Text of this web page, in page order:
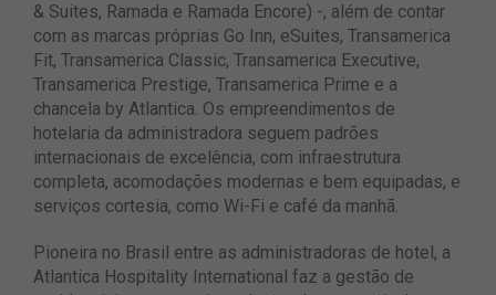
& Suites, Ramada e Ramada Encore) -, além de contar
com as marcas próprias Go Inn, eSuites, Transamerica
Fit, Transamerica Classic, Transamerica Executive,
Transamerica Prestige, Transamerica Prime e a
chancela by Atlantica. Os empreendimentos de
hotelaria da administradora seguem padrões
internacionais de excelência, com infraestrutura
completa, acomodações modernas e bem equipadas, e
serviços cortesia, como Wi-Fi e café da manhã.
Pioneira no Brasil entre as administradoras de hotel, a
Atlantica Hospitality International faz a gestão de